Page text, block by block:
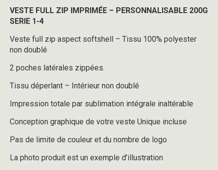
VESTE FULL ZIP IMPRIMÉE – PERSONNALISABLE 200G
SERIE 1-4
Veste full zip aspect softshell – Tissu 100% polyester
non doublé
2 poches latérales zippées.
Tissu déperlant – Intérieur non doublé
Impression totale par sublimation intégrale inaltérable
Conception graphique de votre veste Unique incluse
Pas de limite de couleur et du nombre de logo
La photo produit est un exemple d’illustration